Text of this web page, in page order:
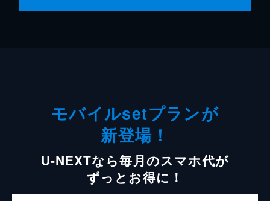
モバイルsetプランが
新登場！
U-NEXTなら毎月のスマホ代が
ずっとお得に！